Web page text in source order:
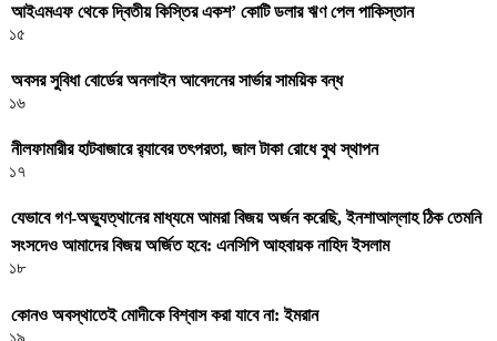
আইএমএফ থেকে দ্বিতীয় কিস্তির একশ’ কোটি ডলার ঋণ পেল পাকিস্তান
১৫
অবসর সুবিধা বোর্ডের অনলাইন আবেদনের সার্ভার সাময়িক বন্ধ
১৬
নীলফামারীর হাটবাজারে র‌্যাবের তৎপরতা, জাল টাকা রোধে বুথ স্থাপন
১৭
যেভাবে গণ-অভ্যুত্থানের মাধ্যমে আমরা বিজয় অর্জন করেছি, ইনশাআল্লাহ ঠিক তেমনি
সংসদেও আমাদের বিজয় অর্জিত হবে: এনসিপি আহবায়ক নাহিদ ইসলাম
১৮
কোনও অবস্থাতেই মোদীকে বিশ্বাস করা যাবে না: ইমরান
১৯